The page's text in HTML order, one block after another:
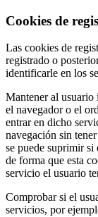
Cookies de
Las cookies de
registrado o
identificarle en los
Mantener al
el navegador o el
entrar en dicho
navegación sin
se puede suprimir
de forma que esta
servicio el usuario
Comprobar si el
servicios, por